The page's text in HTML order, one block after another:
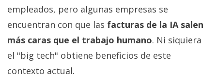
empleados, pero algunas empresas se
encuentran con que las facturas de la IA salen
más caras que el trabajo humano. Ni siquiera
el "big tech" obtiene beneficios de este
contexto actual.